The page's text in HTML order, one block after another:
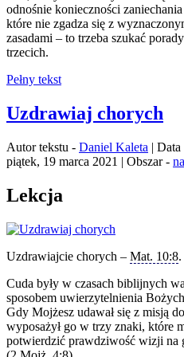
odnośnie konieczności
które nie zgadza się z
zasadami – to trzeba szukać
trzecich.
Pełny tekst
Uzdrawiaj chorych
Autor tekstu - Daniel Kaleta |
piątek, 19 marca 2021 | Obszar -
Lekcja
Uzdrawiajcie chorych – Mat. 10:8.
Cuda były w czasach biblijnych
sposobem uwierzytelnienia
Gdy Mojżesz udawał się z misją
wyposażył go w trzy znaki, które
potwierdzić prawdziwość wizji na